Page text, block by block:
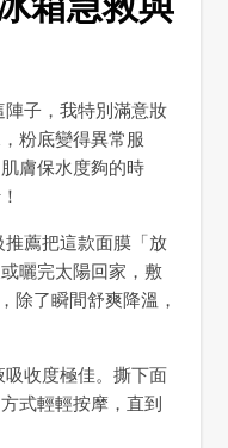
陣子，我特別滿意妝
粉底變得異常服
膚保水度夠的時
推薦把這款面膜「放
曬完太陽回家，敷
除了瞬間舒爽降溫，
吸收度極佳。撕下面
式輕輕按摩，直到